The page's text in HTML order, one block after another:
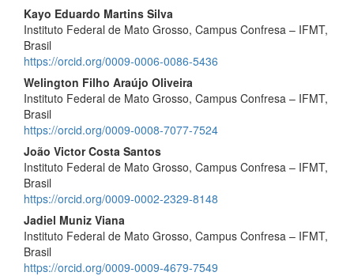
Conteúdo
do
artigo
principal
Kayo Eduardo Martins Silva
Instituto Federal de Mato Grosso, Campus Confresa – IFMT,
Brasil
https://orcid.org/0009-0006-0086-5436
Welington Filho Araújo Oliveira
Instituto Federal de Mato Grosso, Campus Confresa – IFMT,
Brasil
https://orcid.org/0009-0008-7077-7524
João Victor Costa Santos
Instituto Federal de Mato Grosso, Campus Confresa – IFMT,
Brasil
https://orcid.org/0009-0002-2329-8148
Jadiel Muniz Viana
Instituto Federal de Mato Grosso, Campus Confresa – IFMT,
Brasil
https://orcid.org/0009-0009-4679-7549